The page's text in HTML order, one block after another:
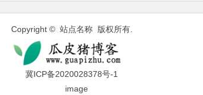
Copyright © 站点名称 版权所有.
冀ICP备2020028378号-1